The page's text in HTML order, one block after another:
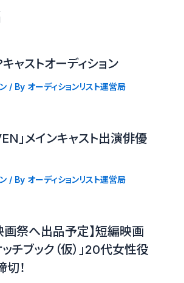
ャストオーディション
/ By オーディションリスト運営局
」メインキャスト出演俳優
/ By オーディションリスト運営局
画祭へ出品予定】短編映画
チブック（仮）」20代女性役
！